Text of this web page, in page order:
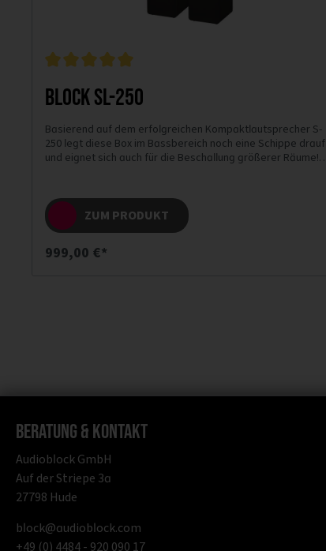
Block SL-250
Basierend auf dem erfolgreichen Kompaktlautsprecher S-
250 legt diese Box im Bassbereich noch eine Schippe drauf
und eignet sich auch für die Beschallung größerer Räume!
ausgerüstet und schöpft seine starke Basswiedergabe aus
dem rückwärtig angebrachten Bassreflexrohr.
ZUM PRODUKT
999,00 €*
Beratung & Kontakt
Audioblock GmbH
Auf der Striepe 3a
27798 Hude
block@audioblock.com
+49 (0) 4484 - 920 090 17